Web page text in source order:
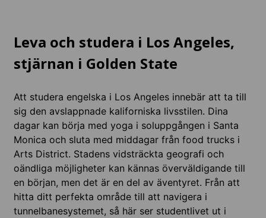
Leva och studera i Los Angeles,
stjärnan i Golden State
Att studera engelska i Los Angeles innebär att ta till
sig den avslappnade kaliforniska livsstilen. Dina
dagar kan börja med yoga i soluppgången i Santa
Monica och sluta med middagar från food trucks i
Arts District. Stadens vidsträckta geografi och
oändliga möjligheter kan kännas överväldigande till
en början, men det är en del av äventyret. Från att
hitta ditt perfekta område till att navigera i
tunnelbanesystemet, så här ser studentlivet ut i